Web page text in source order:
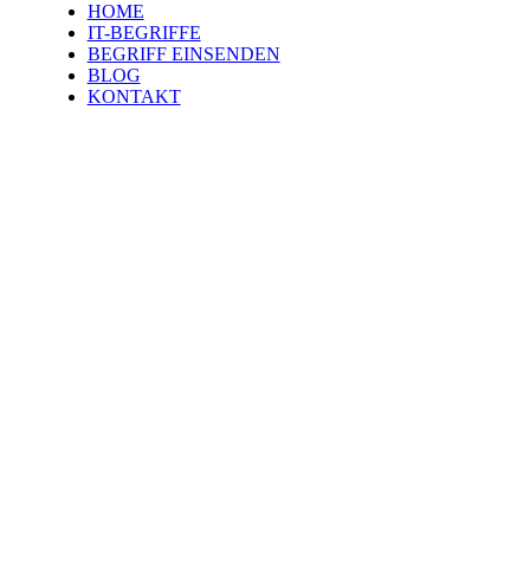
HOME
IT-BEGRIFFE
BEGRIFF EINSENDEN
BLOG
KONTAKT